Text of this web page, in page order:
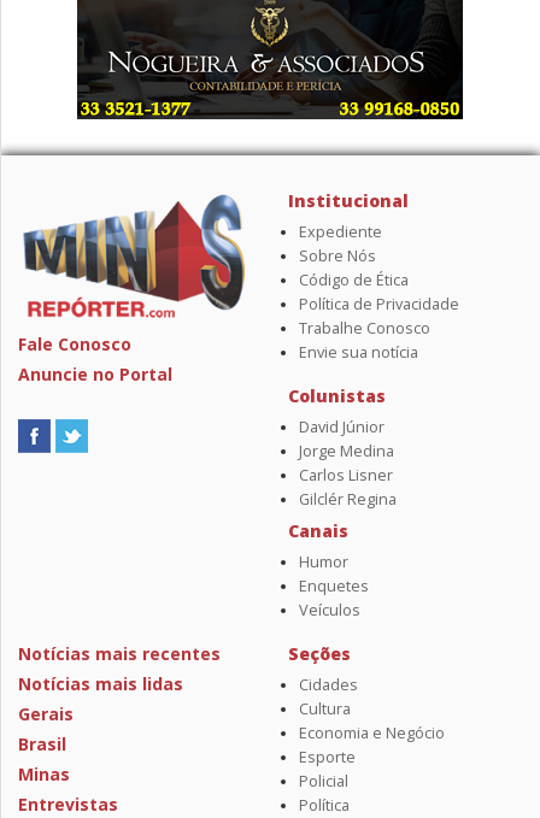
Fale Conosco
Anuncie no Portal
Institucional
Expediente
Sobre Nós
Código de Ética
Política de Privacidade
Trabalhe Conosco
Envie sua notícia
Colunistas
David Júnior
Jorge Medina
Carlos Lisner
Gilclér Regina
Canais
Humor
Enquetes
Veículos
Notícias mais recentes
Notícias mais lidas
Gerais
Brasil
Minas
Entrevistas
Seções
Cidades
Cultura
Economia e Negócio
Esporte
Policial
Política